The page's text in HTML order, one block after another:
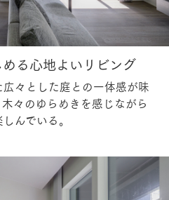
る心地よいリビング
々とした庭との一体感が味
々のゆらめきを感じながら
んでいる。